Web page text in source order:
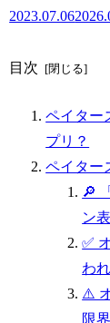
2023.07.06
目次
ペイター
プリ？
ペイター
🔎
ン
✅
わ
⚠️
限界